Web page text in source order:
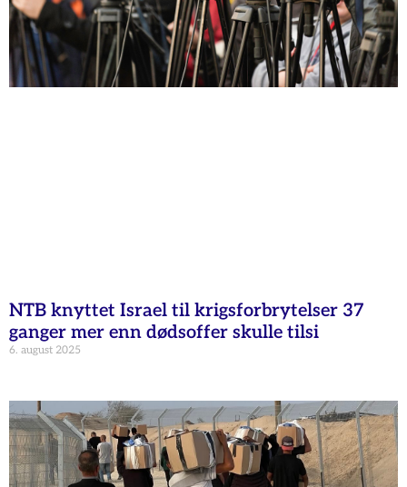
NTB knyttet Israel til krigsforbrytelser 37
ganger mer enn dødsoffer skulle tilsi
6. august 2025